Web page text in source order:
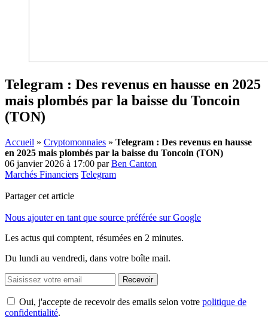
Telegram : Des revenus en hausse en 2025
mais plombés par la baisse du Toncoin
(TON)
Accueil » Cryptomonnaies » Telegram : Des revenus en hausse
en 2025 mais plombés par la baisse du Toncoin (TON)
06 janvier 2026 à 17:00 parBen Canton
Marchés Financiers Telegram
Partager cet article
Nous ajouter en tant que source préférée sur Google
Les actus qui comptent, résumées en 2 minutes.
Du lundi au vendredi, dans votre boîte mail.
Recevoir
Oui, j'accepte de recevoir des emails selon votre politique de
confidentialité.